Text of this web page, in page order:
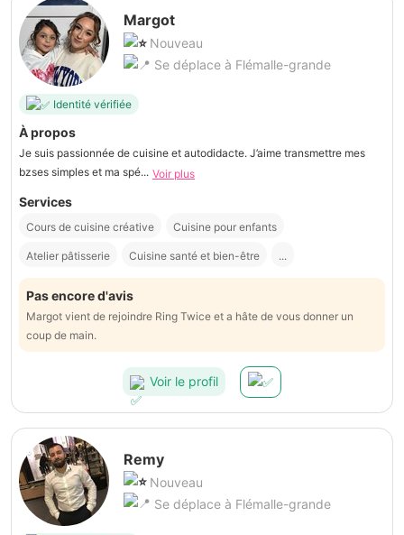
Margot
Nouveau
Se déplace à Flémalle-grande
Identité vérifiée
À propos
Je suis passionnée de cuisine et autodidacte. J’aime transmettre mes
bzses simples et ma spé... Voir plus
Services
Cours de cuisine créative Cuisine pour enfants
Atelier pâtisserie Cuisine santé et bien-être ...
Pas encore d'avis
Margot vient de rejoindre Ring Twice et a hâte de vous donner un
coup de main.
Voir le profil
Remy
Nouveau
Se déplace à Flémalle-grande